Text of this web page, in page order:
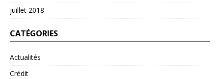
juillet 2018
CATÉGORIES
Actualités
Crédit